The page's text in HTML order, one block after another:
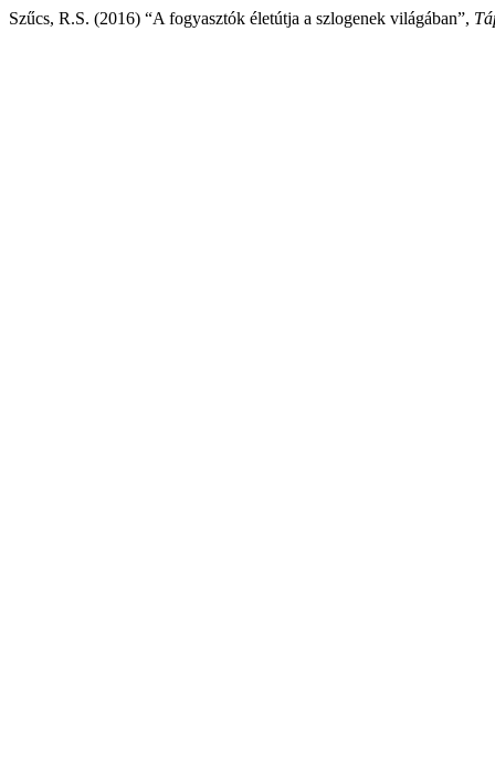
Szűcs, R.S. (2016) “A fogyasztók életútja a szlogenek világában”,